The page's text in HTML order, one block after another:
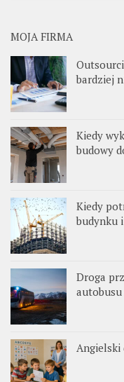
MOJA FIRMA
bardziej
Kiedy
budowy
Kiedy
budynku
Droga
autobusu
Angielski